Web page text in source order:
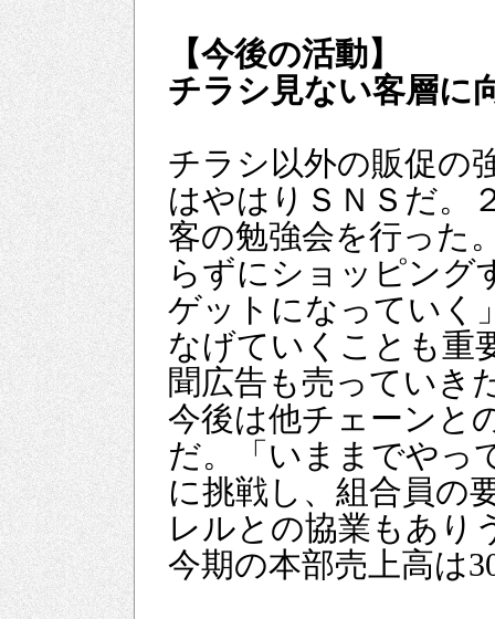
【今後の活動】
チラシ見ない客層に
チラシ以外の販促の
はやはりＳＮＳだ。
客の勉強会を行った
らずにショッピング
ゲットになっていく
なげていくことも重
聞広告も売っていき
今後は他チェーンと
だ。「いままでやっ
に挑戦し、組合員の
レルとの協業もあり
今期の本部売上高は